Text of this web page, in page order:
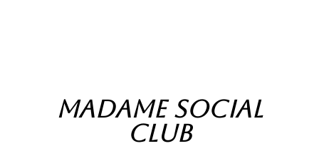
Madame Social
Club